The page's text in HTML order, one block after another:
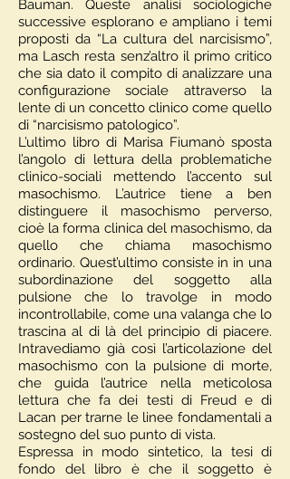
Bauman. Queste analisi sociologiche
successive esplorano e ampliano i temi
proposti da “La cultura del narcisismo”,
ma Lasch resta senz’altro il primo critico
che sia dato il compito di analizzare una
configurazione sociale attraverso la
lente di un concetto clinico come quello
di “narcisismo patologico”.
L’ultimo libro di Marisa Fiumanò sposta
l’angolo di lettura della problematiche
clinico-sociali mettendo l’accento sul
masochismo. L’autrice tiene a ben
distinguere il masochismo perverso,
cioè la forma clinica del masochismo, da
quello che chiama masochismo
ordinario. Quest’ultimo consiste in in una
subordinazione del soggetto alla
pulsione che lo travolge in modo
incontrollabile, come una valanga che lo
trascina al di là del principio di piacere.
Intravediamo già così l’articolazione del
masochismo con la pulsione di morte,
che guida l’autrice nella meticolosa
lettura che fa dei testi di Freud e di
Lacan per trarne le linee fondamentali a
sostegno del suo punto di vista.
​Espressa in modo sintetico, la tesi di
fondo del libro è che il soggetto è